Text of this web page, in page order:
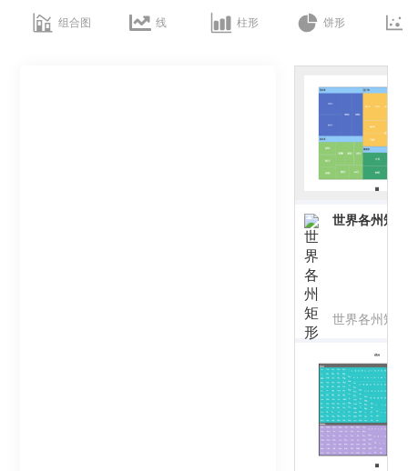
组合图 线 柱形 饼形
世界各州矩
世界各州矩